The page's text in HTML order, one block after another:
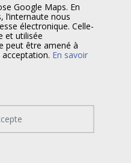
Google Maps. En
l’internaute nous
électronique. Celle-
et utilisée
peut être amené à
En savoir